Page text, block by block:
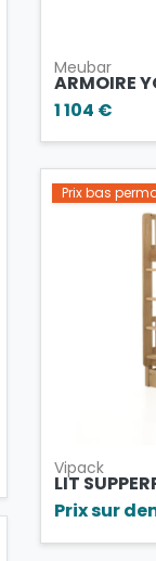
Meubar
ARMOIRE
1 104 €
Prix bas
Vipack
LIT
Prix sur